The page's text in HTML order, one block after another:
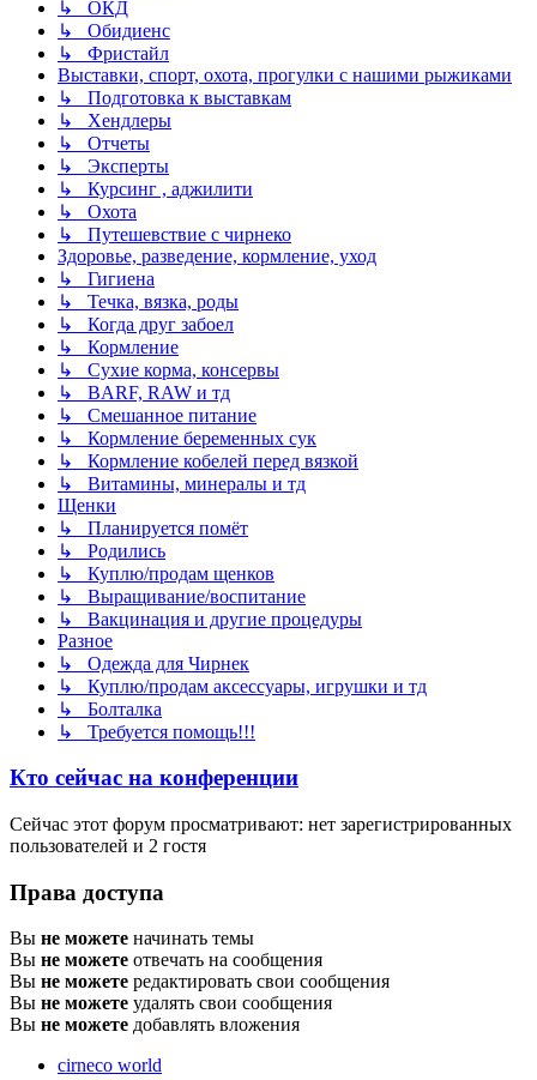
↳ ОКД
↳ Обидиенс
↳ Фристайл
Выставки, спорт, охота, прогулки с нашими рыжиками
↳ Подготовка к выставкам
↳ Хендлеры
↳ Отчеты
↳ Эксперты
↳ Курсинг , аджилити
↳ Охота
↳ Путешевствие с чирнеко
Здоровье, разведение, кормление, уход
↳ Гигиена
↳ Течка, вязка, роды
↳ Когда друг забоел
↳ Кормление
↳ Сухие корма, консервы
↳ BARF, RAW и тд
↳ Смешанное питание
↳ Кормление беременных сук
↳ Кормление кобелей перед вязкой
↳ Витамины, минералы и тд
Щенки
↳ Планируется помёт
↳ Родились
↳ Куплю/продам щенков
↳ Выращивание/воспитание
↳ Вакцинация и другие процедуры
Разное
↳ Одежда для Чирнек
↳ Куплю/продам аксессуары, игрушки и тд
↳ Болталка
↳ Требуется помощь!!!
Кто сейчас на конференции
Сейчас этот форум просматривают: нет зарегистрированных
пользователей и 2 гостя
Права доступа
Вы не можете начинать темы
Вы не можете отвечать на сообщения
Вы не можете редактировать свои сообщения
Вы не можете удалять свои сообщения
Вы не можете добавлять вложения
cirneco world